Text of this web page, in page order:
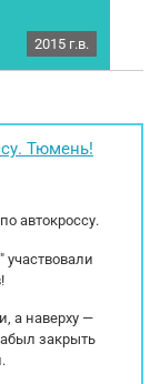
Киа бонго -
Высота:
2015 г.в.
Тюмень!
автокроссу.
а наверху —
закрыть